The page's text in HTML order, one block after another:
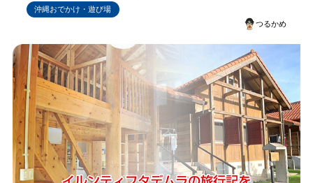
沖縄おでかけ・遊び場
つるかめ